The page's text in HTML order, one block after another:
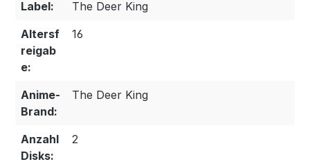
Label:
The Deer King
Altersf
reigab
e:
16
Anime-
Brand:
The Deer King
Anzahl
Disks:
2